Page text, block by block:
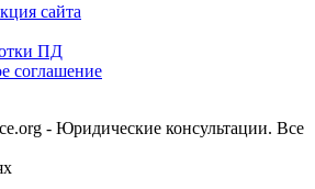
сайта
ПД
соглашение
- Юридические консультации. Все